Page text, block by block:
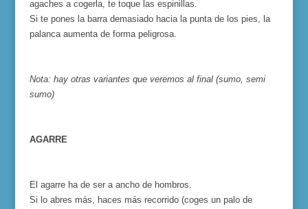
agaches a cogerla, te toque las espinillas.
Si te pones la barra demasiado hacia la punta de los pies, la
palanca aumenta de forma peligrosa.
Nota: hay otras variantes que veremos al final (sumo, semi
sumo)
AGARRE
El agarre ha de ser a ancho de hombros.
Si lo abres más, haces más recorrido (coges un palo de